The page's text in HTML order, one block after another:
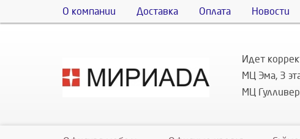
О компании Доставка Оплата Новости
Идет
МЦ Эма, 3
МЦ